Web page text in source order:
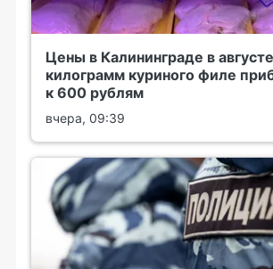
Цены в Калининграде в
килограмм куриного филе
к 600 рублям
вчера, 09:39